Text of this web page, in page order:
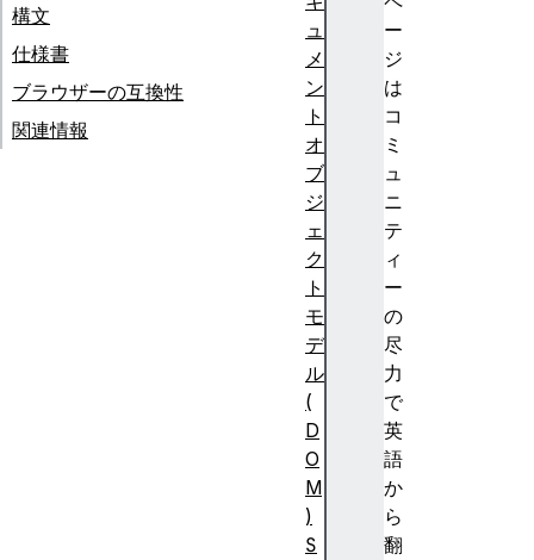
ー
ジ
は
コ
ミ
ュ
ニ
テ
ィ
ー
の
尽
力
で
英
語
か
ら
翻
構文
仕様書
ブラウザーの互換性
関連情報
ュ
メ
ン
ト
オ
ブ
ジ
ェ
ク
ト
モ
デ
ル
(
D
O
M
)
S